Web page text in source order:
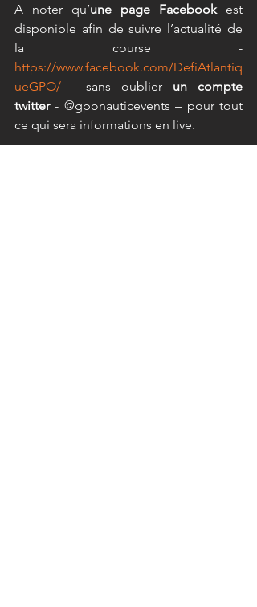
A noter qu’une page Facebook est
disponible afin de suivre l’actualité de
https://www.facebook.com/DefiAtlantiq
ueGPO/ - sans oublier un compte
twitter - @gponauticevents – pour tout
ce qui sera informations en live.